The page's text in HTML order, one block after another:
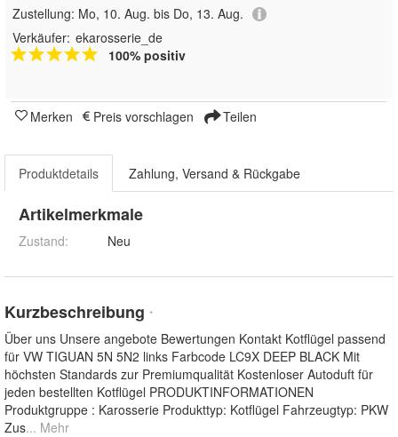
Zustellung: Mo, 10. Aug. bis Do, 13. Aug.
Verkäufer: ekarosserie_de
100% positiv
Merken Preis vorschlagen Teilen
Produktdetails Zahlung, Versand & Rückgabe
Artikelmerkmale
Zustand: Neu
Kurzbeschreibung *
Über uns Unsere angebote Bewertungen Kontakt Kotflügel passend
für VW TIGUAN 5N 5N2 links Farbcode LC9X DEEP BLACK Mit
höchsten Standards zur Premiumqualität Kostenloser Autoduft für
jeden bestellten Kotflügel PRODUKTINFORMATIONEN
Produktgruppe : Karosserie Produkttyp: Kotflügel Fahrzeugtyp: PKW
Zus... Mehr